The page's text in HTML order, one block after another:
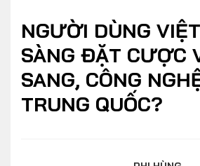
Xe điện
THỊ TRƯỜNG XE
Chính sách
NGƯỜI DÙNG
SÀNG ĐẶT CƯỢC
SANG, CÔNG
TRUNG QUỐC?